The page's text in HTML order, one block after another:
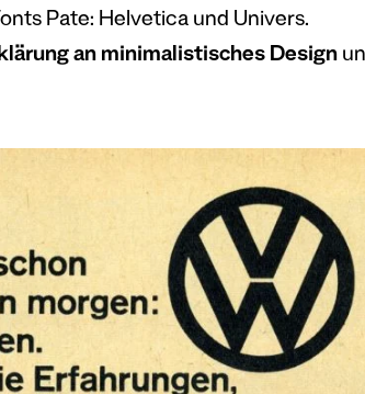
Pate: Helvetica und Univers.
an minimalistisches Design